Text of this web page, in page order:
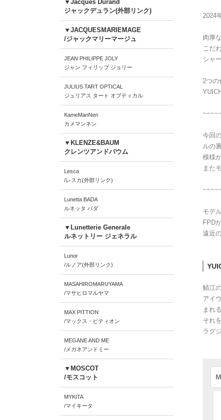
2024
肉厚
こだ
シャ
2つの
今回
ルの
模様
また
モデ
FPD
遠近
鯖江
アイ
まれ
それ
ラグ
▼Jacques Durand
ジャックデュラン(外部リンク)
▼JACQUESMARIEMAGE
/ジャックマリーマージュ
JEAN PHILIPPE JOLY
ジャン フィリップ ジョリー
JULIUS TART OPTICAL
ジュリアス タート オプティカル
KameManNen
カメマンネン
▼KLENZE&BAUM
クレンツアンドバウム
Lesca
/レスカ(外部リンク)
Lunetta BADA
ルネッタ バダ
▼Lunetterie Generale
ルネットリー ジェネラル
Lunor
/ルノア(外部リンク)
MASAHIROMARUYAMA
/マサヒロマルヤマ
MAX PITTION
/マックス・ピティオン
MEGANE AND ME
/メガネアンドミー
▼MOSCOT
/モスコット
MYKITA
/マイキータ